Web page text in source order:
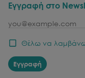
Εγγραφή στο
email
Θέλω να
Εγγραφή